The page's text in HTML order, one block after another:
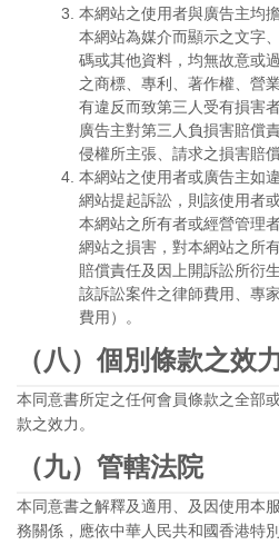
本網站之使用者與廣告主均
本網站為媒介而顯示之文字
碼或其他資料，均無故意或
之商標、專利、著作權、營
有違反而致第三人受有損害
廣告主對第三人負損害賠償
侵權所主張、請求之損害賠
本網站之使用者或廣告主如
網站提起訴訟，則該使用者
本網站之所有者或經營管理
網站之損害，對本網站之所
賠償責任及因上開訴訟所衍
該訴訟案件之律師費用、專
費用）。
（八）個別條款之效
本同意書所定之任何會員條款之全部
款之效力。
（九）管轄法院
本同意書之解釋及適用、及因使用本
務關係，應依中華人民共和國香港特